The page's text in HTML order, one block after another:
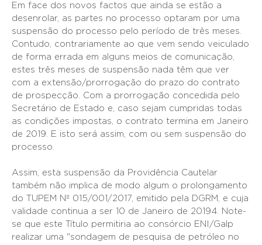
Em face dos novos factos que ainda se estão a
desenrolar, as partes no processo optaram por uma
suspensão do processo pelo período de três meses.
Contudo, contrariamente ao que vem sendo veiculado
de forma errada em alguns meios de comunicação,
estes três meses de suspensão nada têm que ver
com a extensão/prorrogação do prazo do contrato
de prospecção. Com a prorrogação concedida pelo
Secretário de Estado e, caso sejam cumpridas todas
as condições impostas, o contrato termina em Janeiro
de 2019. E isto será assim, com ou sem suspensão do
processo.
Assim, esta suspensão da Providência Cautelar
também não implica de modo algum o prolongamento
do TUPEM Nº 015/001/2017, emitido pela DGRM, e cuja
validade continua a ser 10 de Janeiro de 20194. Note-
se que este Título permitiria ao consórcio ENI/Galp
realizar uma "sondagem de pesquisa de petróleo no